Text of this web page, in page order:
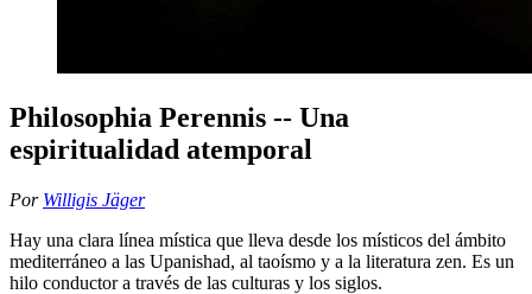
Philosophia Perennis -- Una
espiritualidad atemporal
Por Willigis Jäger
Hay una clara línea mística que lleva desde los místicos del ámbito
mediterráneo a las Upanishad, al taoísmo y a la literatura zen. Es un
hilo conductor a través de las culturas y los siglos.